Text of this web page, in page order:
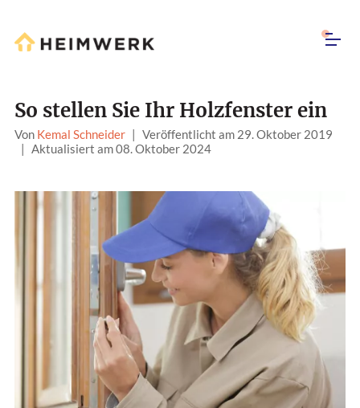
So stellen Sie Ihr Holzfenster ein
Von Kemal Schneider | Veröffentlicht am 29. Oktober 2019
| Aktualisiert am 08. Oktober 2024